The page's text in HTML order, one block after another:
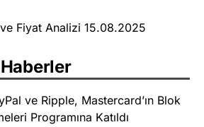
Fiyat Analizi 15.08.2025
ve Ripple, Mastercard’ın Blok
Programına Katıldı